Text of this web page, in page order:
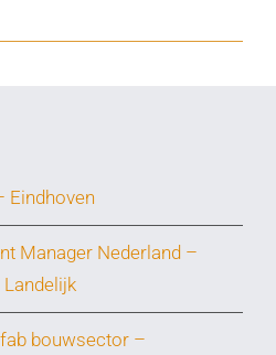
Eindhoven
Manager Nederland –
bouwsector –